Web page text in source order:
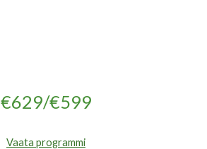
€629/€599
Vaata programmi